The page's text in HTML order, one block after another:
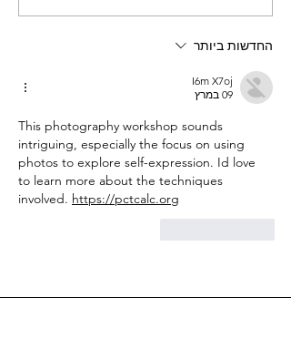
החדשות ביותר
I6m X7oj
09 במרץ
This photography workshop sounds
intriguing, especially the focus on using
photos to explore self-expression. Id love
to learn more about the techniques
involved. https://pctcalc.org